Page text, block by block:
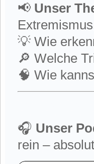
📢 Unser
💡 Wie
🔎 Welche
🧠 Wie
🎧 Unser
rein –